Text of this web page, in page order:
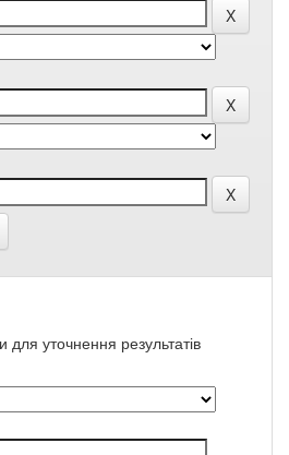
для уточнення результатів